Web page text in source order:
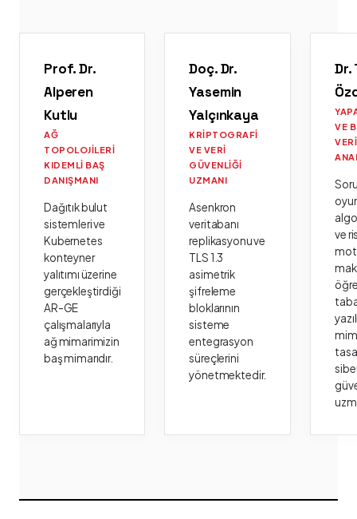
Prof. Dr.
Alperen
Kutlu
AĞ
TOPOLOJILERI
KIDEMLI BAŞ
DANIŞMANI
Dağıtık bulut
sistemleri ve
Kubernetes
konteyner
yalıtımı üzerine
gerçekleştirdiği
AR-GE
çalışmalarıyla
ağ mimarimizin
baş mimarıdır.
Doç. Dr.
Yasemin
Yalçınkaya
KRIPTOGRAFI
VE VERI
GÜVENLIĞI
UZMANI
Asenkron
veritabanı
replikasyonu ve
TLS 1.3
asimetrik
şifreleme
bloklarının
sisteme
entegrasyon
süreçlerini
yönetmektedir.
Dr.
VE
VERI
ve